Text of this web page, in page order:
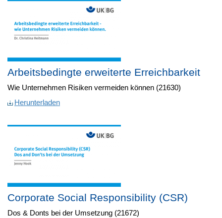
Arbeitsbedingte erweiterte Erreichbarkeit
Wie Unternehmen Risiken vermeiden können (21630)
Herunterladen
Corporate Social Responsibility (CSR)
Dos & Donts bei der Umsetzung (21672)